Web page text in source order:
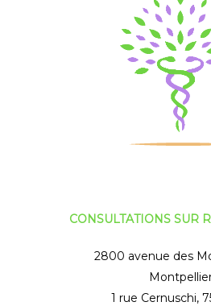
CONSULTATIONS SUR
2800 avenue des
1 rue Cernuschi,